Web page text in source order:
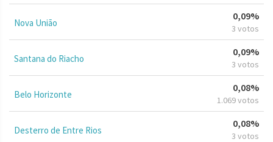
Nova União
0,09%
3 votos
Santana do Riacho
0,09%
3 votos
Belo Horizonte
0,08%
1.069 votos
Desterro de Entre Rios
0,08%
3 votos